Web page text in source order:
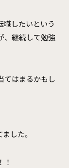
職したいという
、継続して勉強
てはまるかもし
した。